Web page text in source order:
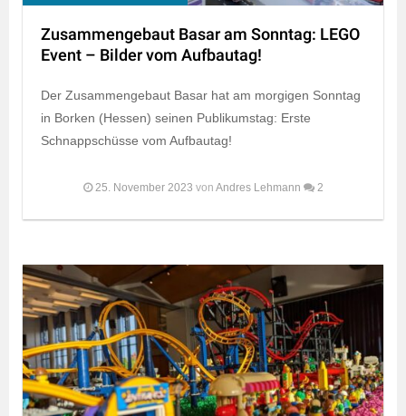
Zusammengebaut Basar am Sonntag: LEGO
Event – Bilder vom Aufbautag!
Der Zusammengebaut Basar hat am morgigen Sonntag
in Borken (Hessen) seinen Publikumstag: Erste
Schnappschüsse vom Aufbautag!
25. November 2023 von Andres Lehmann 2